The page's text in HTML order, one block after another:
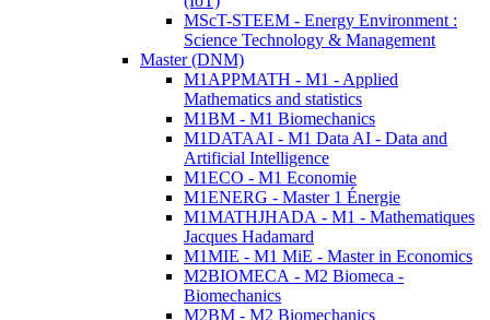
MScT-STEEM - Energy Environment :
Science Technology & Management
Master (DNM)
M1APPMATH - M1 - Applied
Mathematics and statistics
M1BM - M1 Biomechanics
M1DATAAI - M1 Data AI - Data and
Artificial Intelligence
M1ECO - M1 Economie
M1ENERG - Master 1 Énergie
M1MATHJHADA - M1 - Mathematiques
Jacques Hadamard
M1MIE - M1 MiE - Master in Economics
M2BIOMECA - M2 Biomeca -
Biomechanics
M2BM - M2 Biomechanics